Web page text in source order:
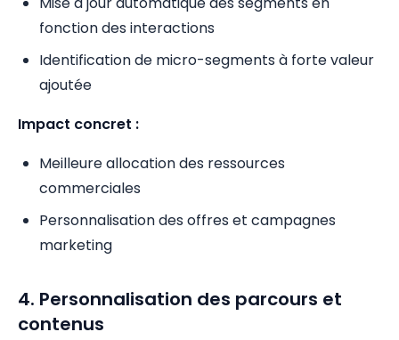
fonction des interactions
Identification de micro-segments à forte valeur
ajoutée
Impact concret :
Meilleure allocation des ressources
commerciales
Personnalisation des offres et campagnes
marketing
4. Personnalisation des parcours et
contenus